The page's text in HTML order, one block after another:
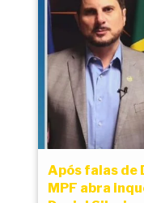
Após falas de
MPF abra